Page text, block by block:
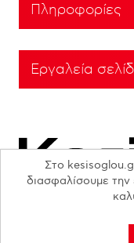
Πληροφορίες
Εργαλεία
Στο
διασφαλίσουμε την